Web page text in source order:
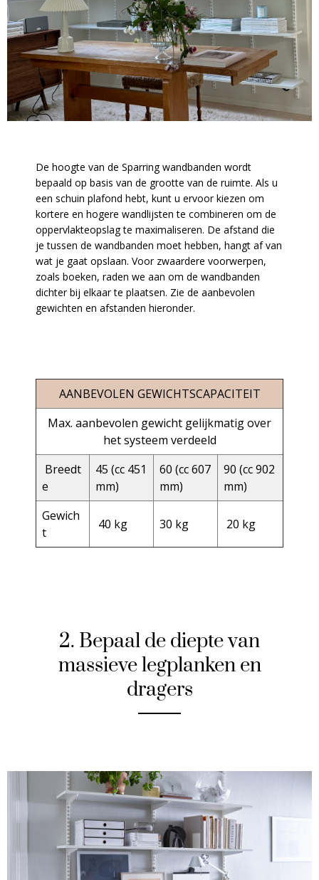
De hoogte van de Sparring wandbanden wordt
bepaald op basis van de grootte van de ruimte. Als u
een schuin plafond hebt, kunt u ervoor kiezen om
kortere en hogere wandlijsten te combineren om de
oppervlakteopslag te maximaliseren. De afstand die
je tussen de wandbanden moet hebben, hangt af van
wat je gaat opslaan. Voor zwaardere voorwerpen,
zoals boeken, raden we aan om de wandbanden
dichter bij elkaar te plaatsen. Zie de aanbevolen
gewichten en afstanden hieronder.
AANBEVOLEN GEWICHTSCAPACITEIT
Max. aanbevolen gewicht gelijkmatig over
het systeem verdeeld
Breedt
e
45 (cc 451
mm)
60 (cc 607
mm)
90 (cc 902
mm)
Gewich
t
40 kg 30 kg 20 kg
2. Bepaal de diepte van
massieve legplanken en
dragers